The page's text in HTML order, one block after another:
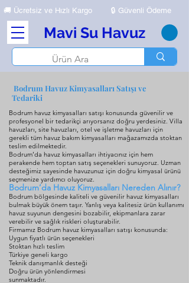
🚚 Ücretsiz ve Hızlı Kargo 🔒 Güvenli Ödeme
Mavi Su Havuz
Bodrum Havuz Kimyasalları Satışı ve
Tedariki
Bodrum havuz kimyasalları satışı konusunda güvenilir ve
profesyonel bir tedarikçi arıyorsanız doğru yerdesiniz. Villa
havuzları, site havuzları, otel ve işletme havuzları için
gerekli tüm havuz bakım kimyasalları mağazamızda stoktan
teslim edilmektedir.
Bodrum’da havuz kimyasalları ihtiyacınız için hem
perakende hem toptan satış seçenekleri sunuyoruz. Uzman
desteğimiz sayesinde havuzunuz için doğru kimyasal ürünü
seçmenize yardımcı oluyoruz.
Bodrum’da Havuz Kimyasalları Nereden Alınır?
Bodrum bölgesinde kaliteli ve güvenilir havuz kimyasalları
bulmak büyük önem taşır. Yanlış veya kalitesiz ürün kullanımı
havuz suyunun dengesini bozabilir, ekipmanlara zarar
verebilir ve sağlık riskleri oluşturabilir.
Firmamız Bodrum havuz kimyasalları satışı konusunda:
Uygun fiyatlı ürün seçenekleri
Stoktan hızlı teslim
Türkiye geneli kargo
Teknik danışmanlık desteği
Doğru ürün yönlendirmesi
sunmaktadır.